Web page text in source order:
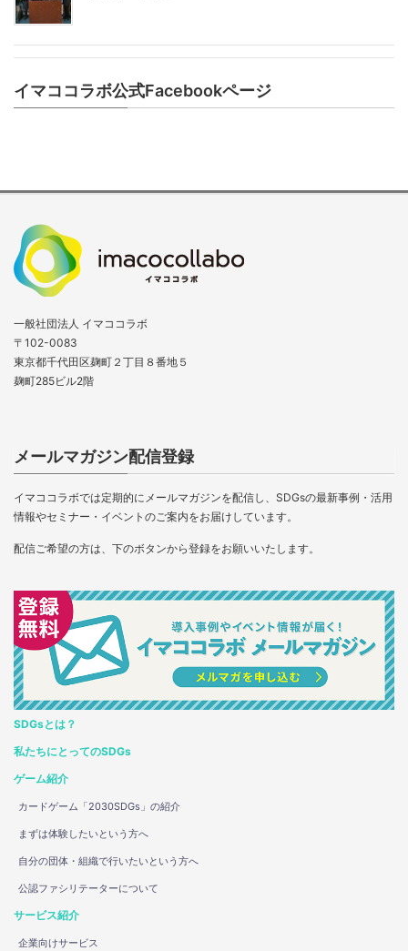
イマココラボ公式Facebookページ
一般社団法人 イマココラボ
〒102-0083
東京都千代田区麹町２丁目８番地５
麹町285ビル2階
メールマガジン配信登録
イマココラボでは定期的にメールマガジンを配信し、SDGsの最新事例・活用
情報やセミナー・イベントのご案内をお届けしています。
配信ご希望の方は、下のボタンから登録をお願いいたします。
SDGsとは？
私たちにとってのSDGs
ゲーム紹介
カードゲーム「2030SDGs」の紹介
まずは体験したいという方へ
自分の団体・組織で行いたいという方へ
公認ファシリテーターについて
サービス紹介
企業向けサービス